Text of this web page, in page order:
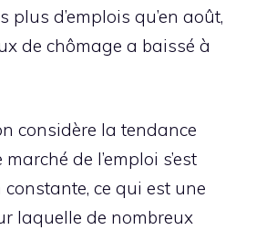
plus d’emplois qu’en août,
de chômage a baissé à
considère la tendance
de l’emploi s’est
ce qui est une
laquelle de nombreux